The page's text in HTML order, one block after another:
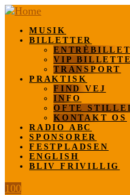
MUSIK
BILLETTER
VIP
TRANSPORT
PRAKTISK
FIND VEJ
INFO
OFTE
KONTAKT OS
RADIO ABC
SPONSORER
FESTPLADSEN
ENGLISH
BLIV FRIVILLIG
100